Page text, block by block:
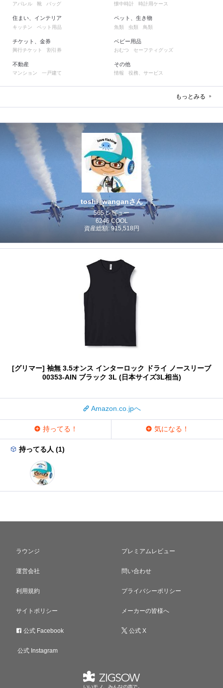
アパレル 靴 バッグ
住まい、インテリア
キッチン ペット用品
チケット、金券
興行チケット 割引券
不動産
マンション 一戸建て
懐中時計 時計用ケース
ペット、生き物
魚類 虫類 鳥類
ベビー用品
おむつ セーフティグッズ
その他
情報 役務、サービス
もっとみる
toshi_wanganさん
565 レビュー
6246 COOL
資産総額: 915,518円
[グリマー] 袖無 3.5オンス インターロック ドライ ノースリーブ
00353-AIN ブラック 3L (日本サイズ3L相当)
Amazon.co.jpへ
持ってる！ 気になる！
持ってる人 (1)
ラウンジ プレミアムレビュー
運営会社 問い合わせ
利用規約 プライバシーポリシー
サイトポリシー メーカーの皆様へ
公式 Facebook 公式 X
公式 Instagram